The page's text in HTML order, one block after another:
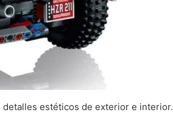
estéticos de exterior e interior.